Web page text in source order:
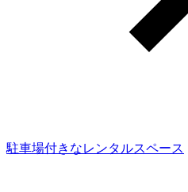
駐車場付きなレンタルスペース